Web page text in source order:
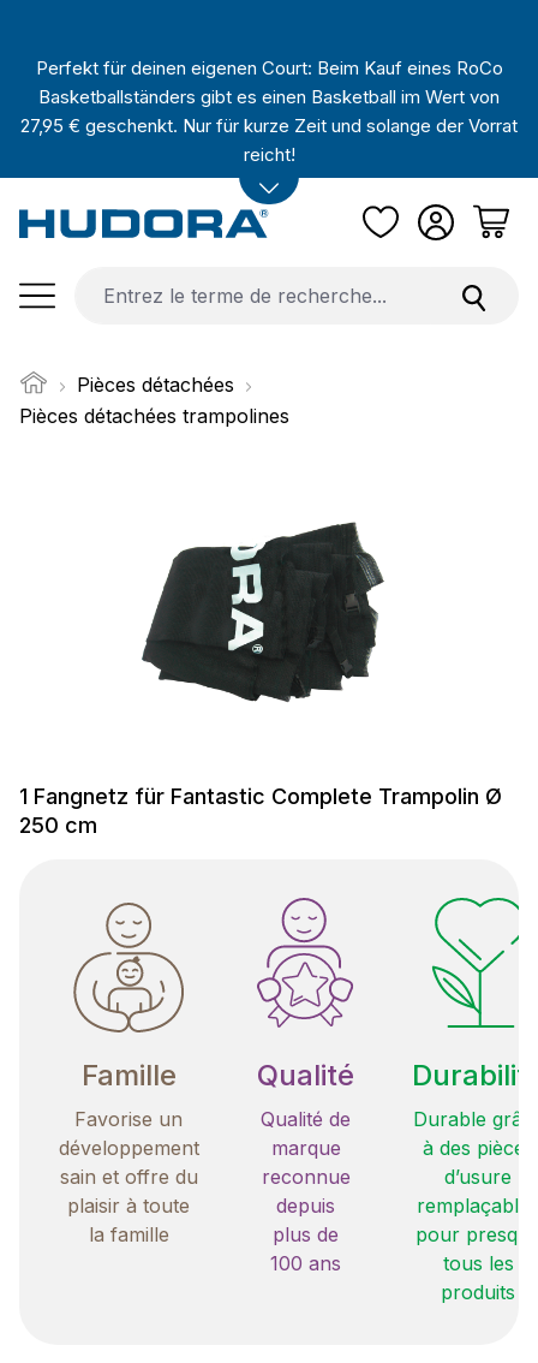
Perfekt für deinen eigenen Court: Beim Kauf eines RoCo
Basketballständers gibt es einen Basketball im Wert von
27,95 € geschenkt. Nur für kurze Zeit und solange der Vorrat
reicht!
Pièces détachées
Pièces détachées trampolines
1 Fangnetz für Fantastic Complete Trampolin Ø
250 cm
Famille
Favorise un
développement
sain et offre du
plaisir à toute
la famille
Qualité
Qualité de
marque
reconnue
depuis
plus de
100 ans
Durable
à des pièces
d’usure
remplaçables
pour
tous les
produits